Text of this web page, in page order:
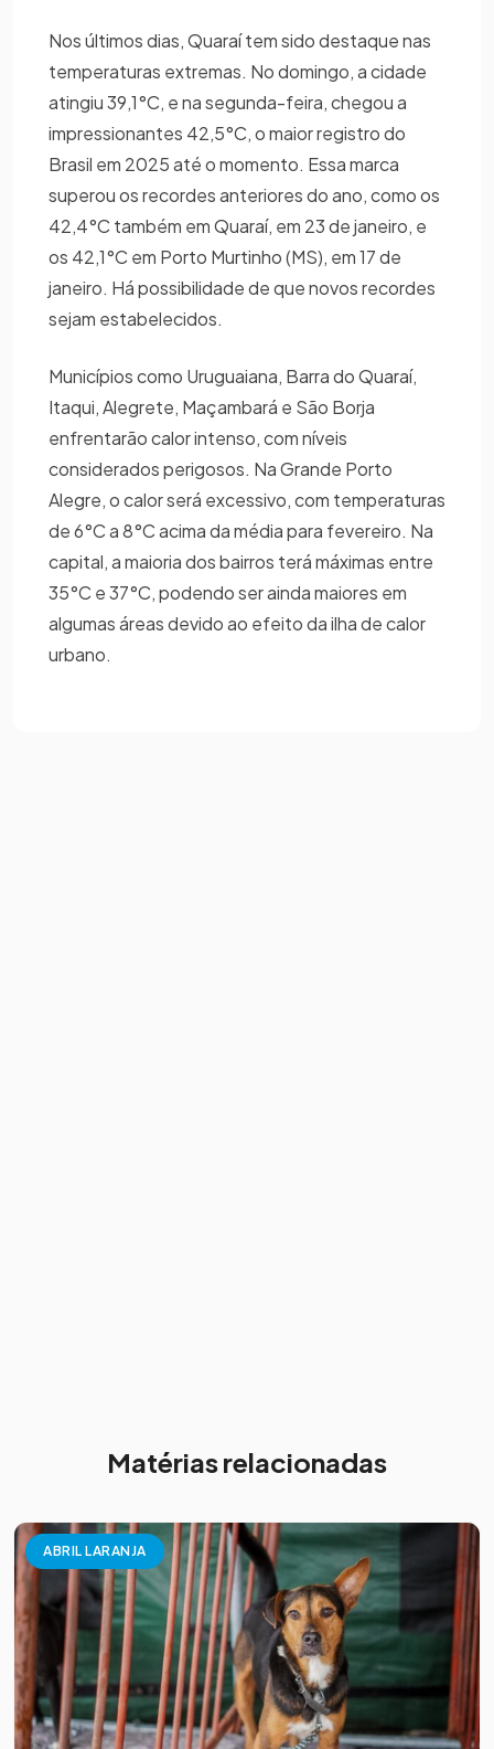
Nos últimos dias, Quaraí tem sido destaque nas
temperaturas extremas. No domingo, a cidade
atingiu 39,1°C, e na segunda-feira, chegou a
impressionantes 42,5°C, o maior registro do
Brasil em 2025 até o momento. Essa marca
superou os recordes anteriores do ano, como os
42,4°C também em Quaraí, em 23 de janeiro, e
os 42,1°C em Porto Murtinho (MS), em 17 de
janeiro. Há possibilidade de que novos recordes
sejam estabelecidos.
Municípios como Uruguaiana, Barra do Quaraí,
Itaqui, Alegrete, Maçambará e São Borja
enfrentarão calor intenso, com níveis
considerados perigosos. Na Grande Porto
Alegre, o calor será excessivo, com temperaturas
de 6°C a 8°C acima da média para fevereiro. Na
capital, a maioria dos bairros terá máximas entre
35°C e 37°C, podendo ser ainda maiores em
algumas áreas devido ao efeito da ilha de calor
urbano.
Matérias relacionadas
ABRIL LARANJA